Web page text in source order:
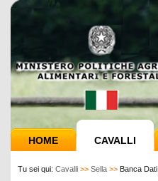
HOME CAVALLI
Tu sei qui: Cavalli >> Sella >> Banca Dati